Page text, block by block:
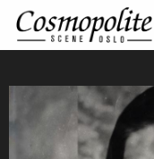
Hopp til hovedinnhold